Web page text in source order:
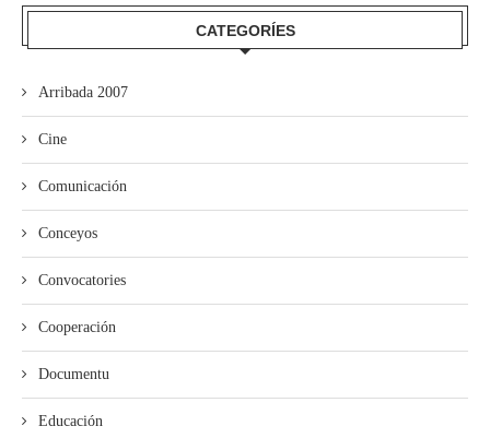
CATEGORÍES
Arribada 2007
Cine
Comunicación
Conceyos
Convocatories
Cooperación
Documentu
Educación